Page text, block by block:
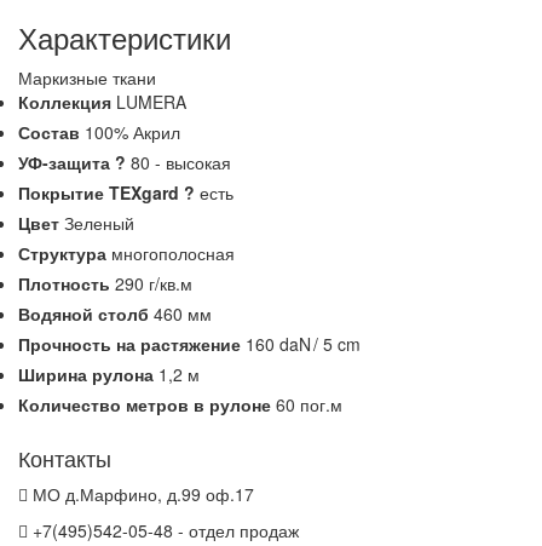
Характеристики
Маркизные ткани
Коллекция LUMERA
Состав 100% Акрил
УФ-защита ? 80 - высокая
Покрытие TEXgard ? есть
Цвет Зеленый
Структура многополосная
Плотность 290 г/кв.м
Водяной столб 460 мм
Прочность на растяжение 160 daN / 5 cm
Ширина рулона 1,2 м
Количество метров в рулоне 60 пог.м
Контакты
МО д.Марфино, д.99 оф.17
+7(495)542-05-48 - отдел продаж